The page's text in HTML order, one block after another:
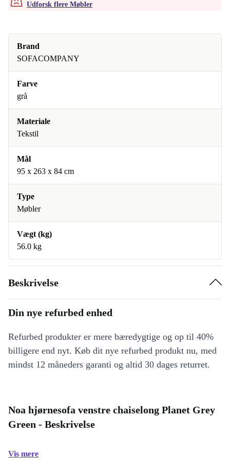
Udforsk flere Møbler
Brand
SOFACOMPANY
Farve
grå
Materiale
Tekstil
Mål
95 x 263 x 84 cm
Type
Møbler
Vægt (kg)
56.0 kg
Beskrivelse
Din nye refurbed enhed
Refurbed produkter er mere bæredygtige og op til 40%
billigere end nyt. Køb dit nye refurbed produkt nu, med
mindst 12 måneders garanti og altid 30 dages returret.
Noa hjørnesofa venstre chaiselong Planet Grey
Green - Beskrivelse
Vis mere